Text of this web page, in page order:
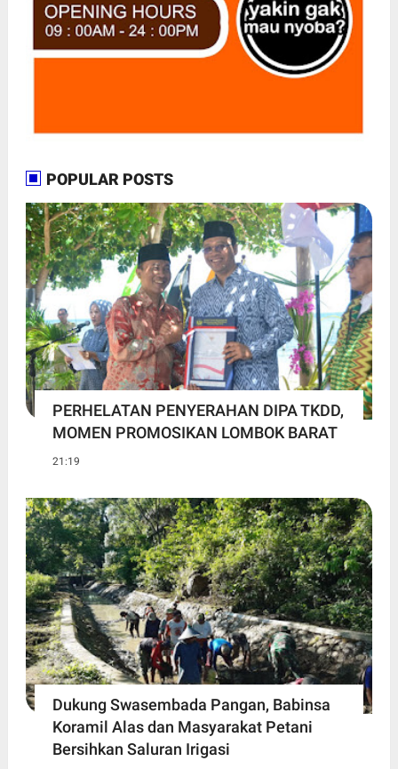
POPULAR POSTS
PERHELATAN PENYERAHAN DIPA TKDD,
MOMEN PROMOSIKAN LOMBOK BARAT
21:19
Dukung Swasembada Pangan, Babinsa
Koramil Alas dan Masyarakat Petani
Bersihkan Saluran Irigasi